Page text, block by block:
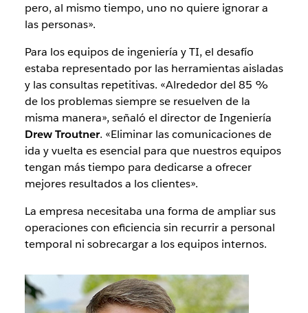
pero, al mismo tiempo, uno no quiere ignorar a
las personas».
Para los equipos de ingeniería y TI, el desafío
estaba representado por las herramientas aisladas
y las consultas repetitivas. «Alrededor del 85 %
de los problemas siempre se resuelven de la
misma manera», señaló el director de Ingeniería
Drew Troutner. «Eliminar las comunicaciones de
ida y vuelta es esencial para que nuestros equipos
tengan más tiempo para dedicarse a ofrecer
mejores resultados a los clientes».
La empresa necesitaba una forma de ampliar sus
operaciones con eficiencia sin recurrir a personal
temporal ni sobrecargar a los equipos internos.